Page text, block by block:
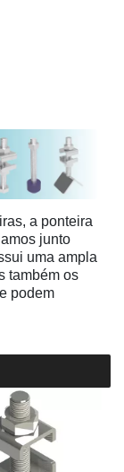
a ponteira
junto
uma ampla
também os
podem